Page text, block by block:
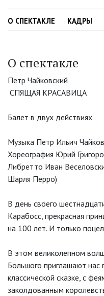
О СПЕКТАКЛЕ КАДРЫ
О спектакле
Петр Чайковский
СПЯЩАЯ КРАСАВИЦА
Балет в двух действиях
Музыка Петр Ильич
Хореография Юрий
Либретто Иван
Шарля Перро)
В день своего
Карабосс, прекрасная
на 100 лет. И только
В этом великолепном
Большого приглашают нас
классической сказке, с
заколдованным